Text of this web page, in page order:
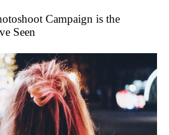
Campaign is the
Seen